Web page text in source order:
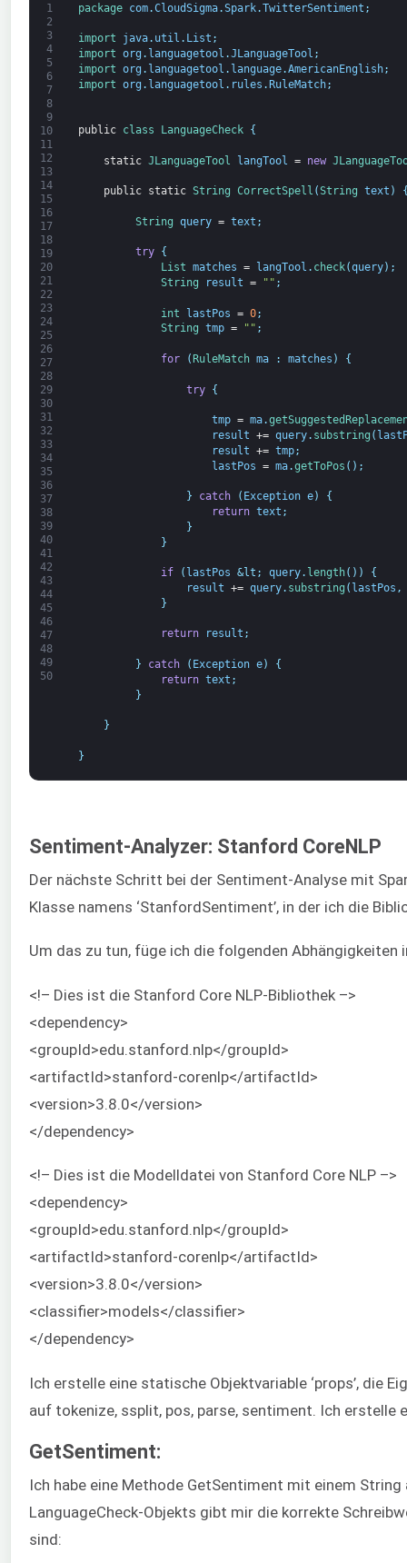
1
2
3
4
5
6
7
8
9
10
11
12
13
14
15
16
17
18
19
20
21
22
23
24
25
26
27
28
29
30
31
32
33
34
35
36
37
38
39
40
41
42
43
44
45
46
47
48
49
50
package com.CloudSigma.Spark.TwitterSentiment ;
import java. util . List ;
import org . languagetool .JLanguageTool ;
import org . languagetool . language.AmericanEnglish;
import org . languagetool . rules .RuleMatch;
public class LanguageCheck {
static JLanguageTool langTool = new
public static String CorrectSpell (String text )
String query = text ;
try
{
List matches = langTool . check(query) ;
String
result = "" ;
int lastPos = 0;
String tmp = "" ;
for ( RuleMatch ma : matches ) {
try {
tmp = ma.
result += query. substring (
result += tmp;
lastPos = ma.getToPos ( ) ;
} catch ( Exception e)
{
return text ;
}
}
if ( lastPos &lt; query. length( ) )
{
result += query. substring ( lastPos ,
}
return result ;
} catch ( Exception e)
{
return text ;
}
}
}
Sentiment-Analyzer: Stanford CoreNLP
Der nächste Schritt bei der Sentiment-Analyse mit
Klasse namens ‘StanfordSentiment’, in der ich die
Um das zu tun, füge ich die folgenden Abhängigkeiten
<!– Dies ist die Stanford Core NLP-Bibliothek –>
<dependency>
<groupId>edu.stanford.nlp</groupId>
<artifactId>stanford-corenlp</artifactId>
<version>3.8.0</version>
</dependency>
<!– Dies ist die Modelldatei von Stanford Core NLP –>
<dependency>
<groupId>edu.stanford.nlp</groupId>
<artifactId>stanford-corenlp</artifactId>
<version>3.8.0</version>
<classifier>models</classifier>
</dependency>
Ich erstelle eine statische Objektvariable ‘props’, die
auf tokenize, ssplit, pos, parse, sentiment. Ich erstelle
GetSentiment:
Ich habe eine Methode GetSentiment mit einem
LanguageCheck-Objekts gibt mir die korrekte
sind: